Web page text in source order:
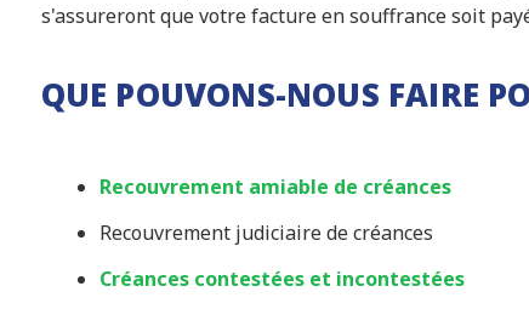
s'assureront que votre facture en souffrance soit
QUE POUVONS-NOUS FAIRE
Recouvrement amiable de créances
Recouvrement judiciaire de créances
Créances contestées et incontestées